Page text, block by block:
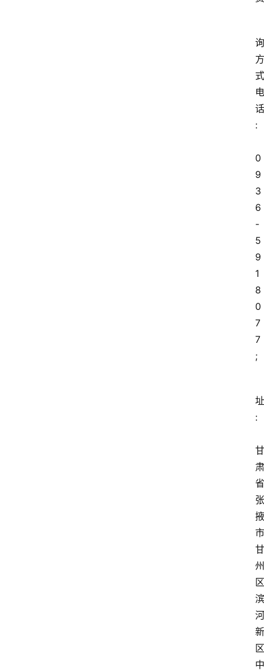
询
方
式
电
话
:
0
9
3
6
-
5
9
1
8
0
7
7
;
址
:
甘
肃
省
张
掖
市
甘
州
区
滨
河
新
区
中